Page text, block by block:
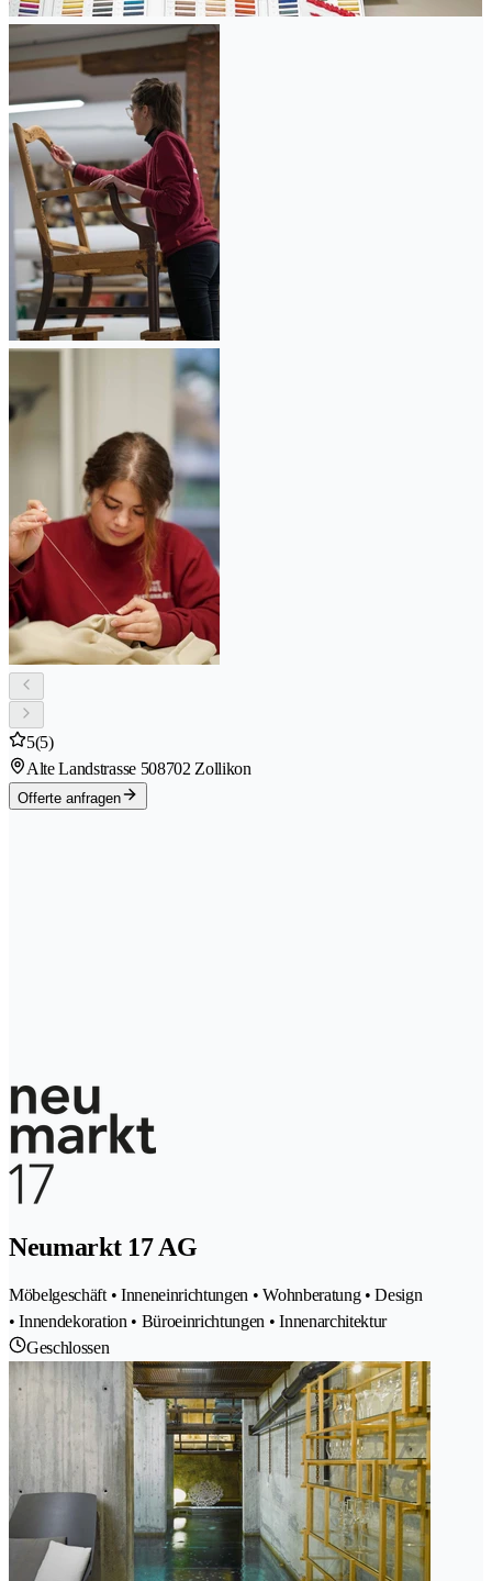
5(5)
Alte Landstrasse 508702 Zollikon
Offerte anfragen
Neumarkt 17 AG
Möbelgeschäft • Inneneinrichtungen • Wohnberatung • Design
• Innendekoration • Büroeinrichtungen • Innenarchitektur
Geschlossen